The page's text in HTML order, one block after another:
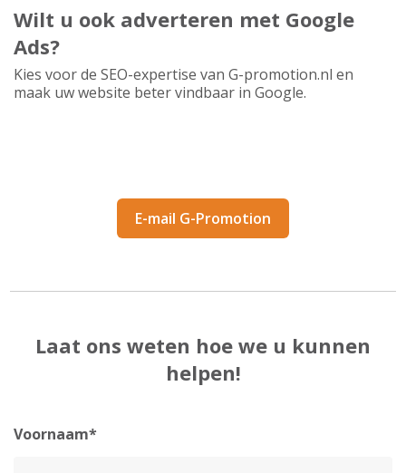
Wilt u ook adverteren met Google
Ads?
Kies voor de SEO-expertise van G-promotion.nl en
maak uw website beter vindbaar in Google.
E-mail G-Promotion
Laat ons weten hoe we u kunnen
helpen!
Voornaam*